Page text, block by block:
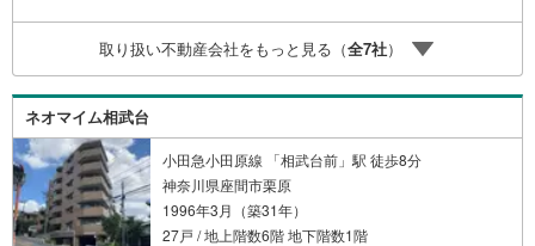
身になってお客様に合った物件をご紹介させて頂きます！ /
他社様掲載物件も併せてご紹介可能ですのでお気軽にお問
い合わせ下さい♪駐車場もございますので、お車でのお越
しも大歓迎です！
取り扱い不動産会社をもっと見る（全7社）
ネオマイム相武台
小田急小田原線 「相武台前」駅 徒歩8分
神奈川県座間市栗原
1996年3月（築31年）
27戸 / 地上階数6階 地下階数1階